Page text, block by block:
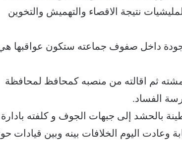
نتيجة الاقصاء والتهميش والتخوين
داخل صفوف جماعته ستكون عواقبها
ثم اقالته من منصبه كمحافظ لمحافظة
الفساد.
بالحشد إلى جبهات الجوف و كلفته
اليوم الخلافات بينه وبين قيادات